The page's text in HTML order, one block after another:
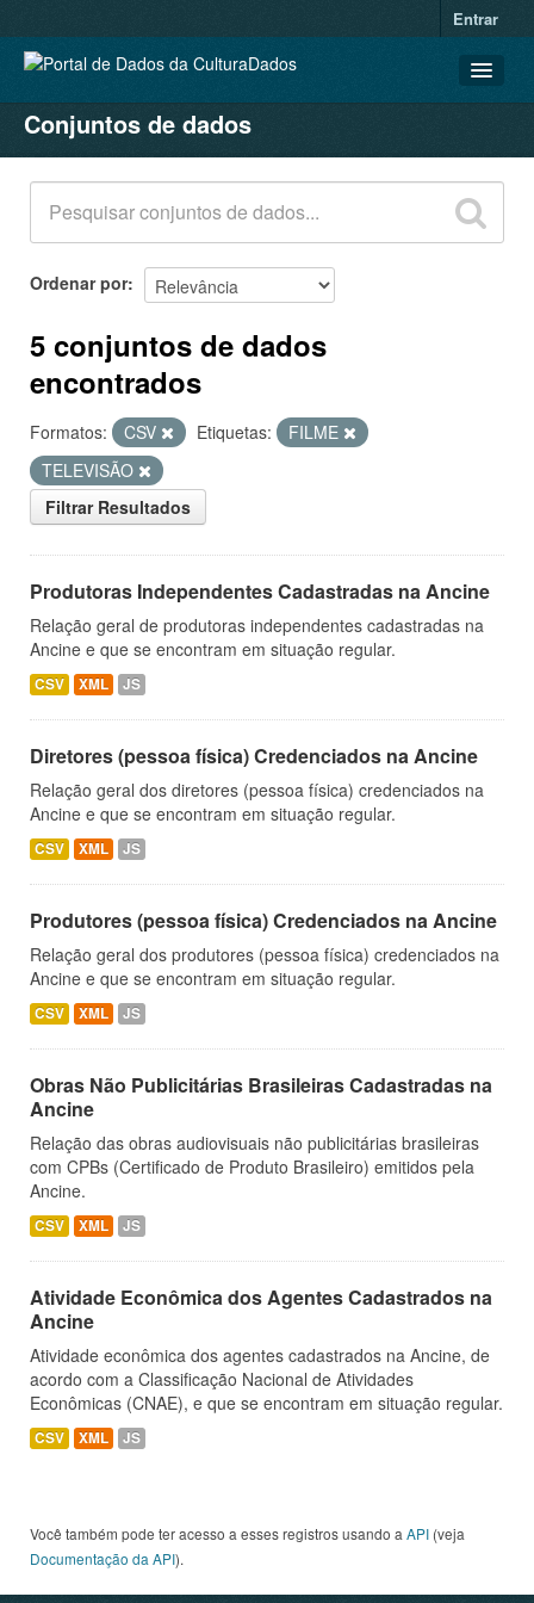
Entrar
CONJUNTOS DE DADOS
ORGANIZAÇÕES
GRUPOS
SOBRE
Conjuntos de dados
Ordenar por
5 conjuntos de dados
encontrados
Formatos: CSV Etiquetas:
FILME
TELEVISÃO
Filtrar Resultados
Produtoras Independentes Cadastradas na Ancine
Relação geral de produtoras independentes cadastradas na
Ancine e que se encontram em situação regular.
CSV XML JS
Diretores (pessoa física) Credenciados na Ancine
Relação geral dos diretores (pessoa física) credenciados na
Ancine e que se encontram em situação regular.
CSV XML JS
Produtores (pessoa física) Credenciados na Ancine
Relação geral dos produtores (pessoa física) credenciados na
Ancine e que se encontram em situação regular.
CSV XML JS
Obras Não Publicitárias Brasileiras Cadastradas na
Ancine
Relação das obras audiovisuais não publicitárias brasileiras
com CPBs (Certificado de Produto Brasileiro) emitidos pela
Ancine.
CSV XML JS
Atividade Econômica dos Agentes Cadastrados na
Ancine
Atividade econômica dos agentes cadastrados na Ancine, de
acordo com a Classificação Nacional de Atividades
Econômicas (CNAE), e que se encontram em situação regular.
CSV XML JS
Você também pode ter acesso a esses registros usando a API (veja
Documentação da API).